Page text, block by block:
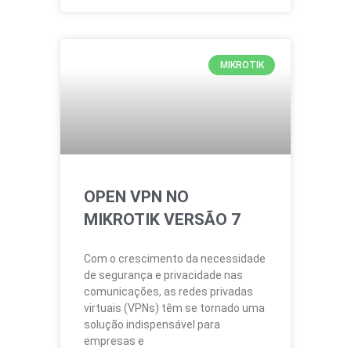
MIKROTIK
OPEN VPN NO
MIKROTIK VERSÃO 7
Com o crescimento da necessidade
de segurança e privacidade nas
comunicações, as redes privadas
virtuais (VPNs) têm se tornado uma
solução indispensável para
empresas e